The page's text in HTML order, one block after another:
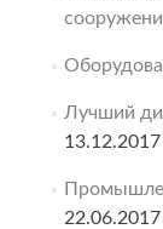
Лучший
13.12.2017
22.06.2017